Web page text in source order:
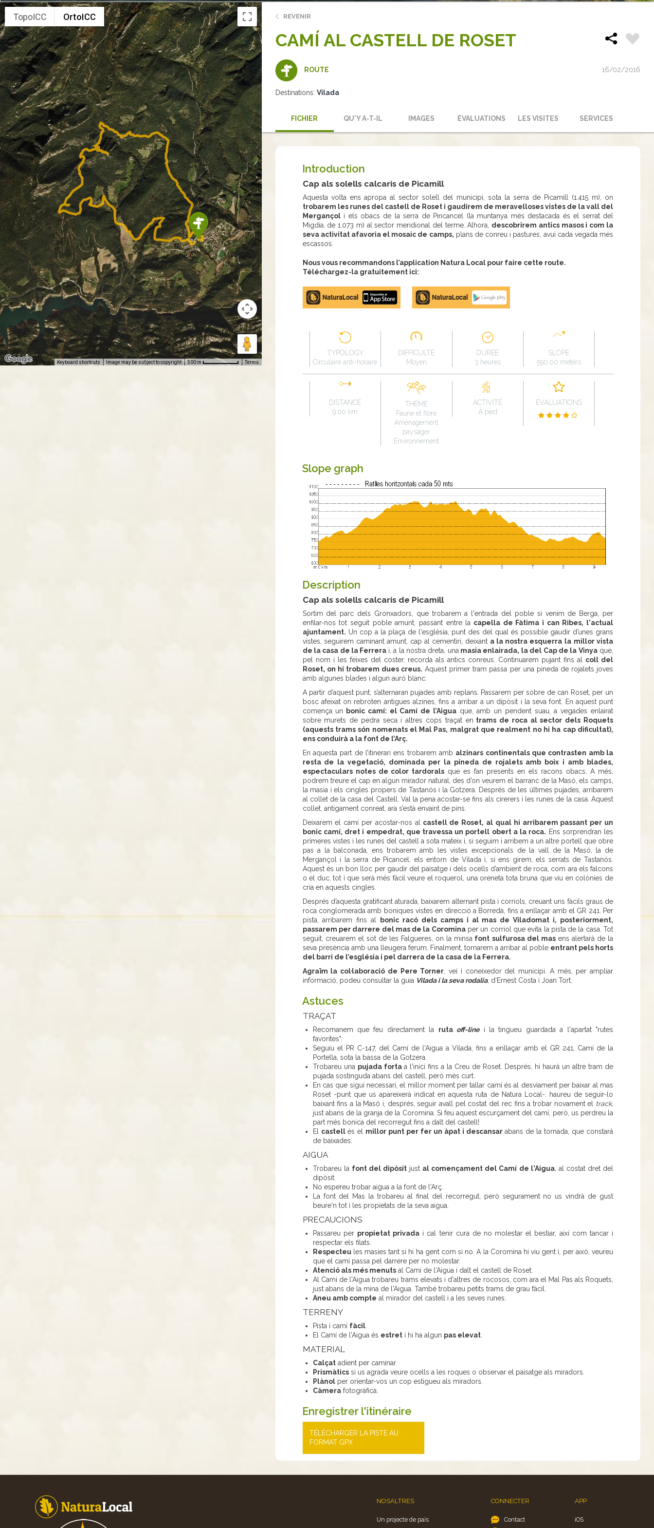
TopoICC OrtoICC
Keyboard shortcuts Image may be subject to copyright 500 m Terms
REVENIR
CAMÍ AL CASTELL DE ROSET
ROUTE 16/02/2016
Destinations: Vilada
FICHIER QU'Y A-T-IL IMAGES ÉVALUATIONS LES VISITES SERVICES
Introduction
Cap als solells calcaris de Picamill
Aquesta volta ens apropa al sector solell del municipi, sota la serra de Picamill (1.415 m), on
trobarem les runes del castell de Roset i gaudirem de meravelloses vistes de la vall del
Mergançoli els obacs de la serra de Pincancel (la muntanya més destacada és el serrat del
Migdia, de 1.073 m) al sector meridional del terme. Alhora, descobrirem antics masos i com la
seva activitat afavoria el mosaic de camps, plans de conreu i pastures, avui cada vegada més
escassos.
Nous vous recommandons l’application Natura Local pour faire cette route.
Téléchargez-la gratuitement ici:
Apple
store
Google
Play
TYPOLOGY
Circulaire anti-horaire
DIFFICULTÉ
Moyen
DURÉE
3 heures
SLOPE
590.00 meters
DISTANCE
9.00 km
THÈME
Faune et flore
Aménagement
paysager
Environnement
ACTIVITÉ
À pied
ÉVALUATIONS
Slope graph
Description
Cap als solells calcaris de Picamill
Sortim del parc dels Gronxadors, que trobarem a l'entrada del poble si venim de Berga, per
enfilar-nos tot seguit poble amunt, passant entre la capella de Fàtima i can Ribes, l'actual
ajuntament. Un cop a la plaça de l'església, punt des del qual és possible gaudir d’unes grans
vistes, seguirem caminant amunt, cap al cementiri, deixant a la nostra esquerra la millor vista
de la casa de la Ferrera i, a la nostra dreta, unamasia enlairada, la del Cap de la Vinyaque,
pel nom i les feixes del coster, recorda als antics conreus. Continuarem pujant fins al coll del
Roset, on hi trobarem dues creus. Aquest primer tram passa per una pineda de rojalets joves
amb algunes blades i algun auró blanc.
A partir d’aquest punt, s’alternaran pujades amb replans. Passarem per sobre de can Roset, per un
bosc afeixat on rebroten antigues alzines, fins a arribar a un dipòsit i la seva font. En aquest punt
comença un bonic camí: el Camí de l’Aiguaque, amb un pendent suau, a vegades enlairat
sobre murets de pedra seca i altres cops traçat en trams de roca al sector dels Roquets
(aquests trams són nomenats el Mal Pas, malgrat que realment no hi ha cap dificultat),
ens conduirà a la font de l’Arç.
En aquesta part de l’itinerari ens trobarem amb alzinars continentals que contrasten amb la
resta de la vegetació, dominada per la pineda de rojalets amb boix i amb blades,
espectaculars notes de color tardorals que es fan presents en els racons obacs. A més,
podrem treure el cap en algun mirador natural, des d’on veurem el barranc de la Masó, els camps,
la masia i els cingles propers de Tastanós i la Gotzera. Després de les últimes pujades, arribarem
al collet de la casa del Castell. Val la pena acostar-se fins als cirerers i les runes de la casa. Aquest
collet, antigament conreat, ara s’està envaint de pins.
Deixarem el camí per acostar-nos alcastell de Roset, al qual hi arribarem passant per un
bonic camí, dret i empedrat, que travessa un portell obert a la roca. Ens sorprendran les
primeres vistes i les runes del castell a sota mateix i, si seguim i arribem a un altre portell que obre
pas a la balconada, ens trobarem amb les vistes excepcionals de la vall de la Masó, la de
Mergançol i la serra de Picancel, els entorn de Vilada i, si ens girem, els serrats de Tastanós.
Aquest és un bon lloc per gaudir del paisatge i dels ocells d’ambient de roca, com ara els falcons
o el duc, tot i que serà més fàcil veure el roquerol, una oreneta tota bruna que viu en colònies de
cria en aquests cingles.
Després d’aquesta gratificant aturada, baixarem alternant pista i corriols, creuant uns fàcils graus de
roca conglomerada amb boniques vistes en direcció a Borredà, fins a enllaçar amb el GR 241. Per
pista, arribarem fins al
bonic racó dels camps i al mas de Viladomat i, posteriorment,
passarem per darrere del mas de la Corominaper un corriol que evita la pista de la casa. Tot
seguit, creuarem el sot de les Falgueres, on la minsa font sulfurosa del masens alertarà de la
seva presència amb una lleugera ferum. Finalment, tornarem a arribar al poble entrant pels horts
del barri de l’església i pel darrera de la casa de la Ferrera.
Agraïm la col·laboració de Pere Torner, veí i coneixedor del municipi. A més, per ampliar
informació, podeu consultar la guia Vilada i la seva rodalia, d’Ernest Costa i Joan Tort.
Astuces
TRAÇAT
Recomanem que feu directament la rutaoff-linei la tingueu guardada a l'apartat "rutes
favorites".
Seguiu el PR C-147, del Camí de l'Aigua a Vilada, fins a enllaçar amb el GR 241, Camí de la
Portella, sota la bassa de la Gotzera.
Trobareu una pujada fortaa l'inici fins a la Creu de Roset. Després, hi haurà un altre tram de
pujada sostinguda abans del castell, però més curt.
En cas que sigui necessari, el millor moment per tallar camí és al desviament per baixar al mas
Roset -punt que us apareixerà indicat en aquesta ruta de Natura Local-: haureu de seguir-lo
baixant fins a la Masó i, després, seguir avall pel costat del rec fins a trobar novament el track,
just abans de la granja de la Coromina. Si feu aquest escurçament del camí, però, us perdreu la
part més bonica del recorregut fins a dalt del castell!
El castellés el millor punt per fer un àpat i descansarabans de la tornada, que constarà
de baixades.
AIGUA
Trobareu la font del dipòsitjust al començament del Camí de l'Aigua, al costat dret del
dipòsit.
No espereu trobar aigua a la font de l'Arç.
La font del Mas la trobareu al final del recorregut, però segurament no us vindrà de gust
beure'n tot i les propietats de la seva aigua.
PRECAUCIONS
Passareu per propietat privada i cal tenir cura de no molestar el bestiar, així com tancar i
respectar els filats.
Respecteules masies tant si hi ha gent com si no. A la Coromina hi viu gent i, per això, veureu
que el camí passa pel darrere per no molestar.
Atenció als més menutsal Camí de l'Aigua i dalt el castell de Roset.
Al Camí de l'Aigua trobareu trams elevats i d'altres de rocosos, com ara el Mal Pas als Roquets,
just abans de la mina de l'Aigua. També trobareu petits trams de grau fàcil.
Aneu amb compte al mirador del castell i a les seves runes.
TERRENY
Pista i camí fàcil.
El Camí de l'Aigua és estreti hi ha algun pas elevat.
MATERIAL
Calçatadient per caminar.
Prismàticssi us agrada veure ocells a les roques o observar el paisatge als miradors.
Plànolper orientar-vos un cop estigueu als miradors.
Càmerafotogràfica.
Enregistrer l'itinéraire
TÉLÉCHARGER LA PISTE AU
FORMAT GPX
NOSALTRES
Un projecte de país
CONNECTER
Contact
APP
iOS